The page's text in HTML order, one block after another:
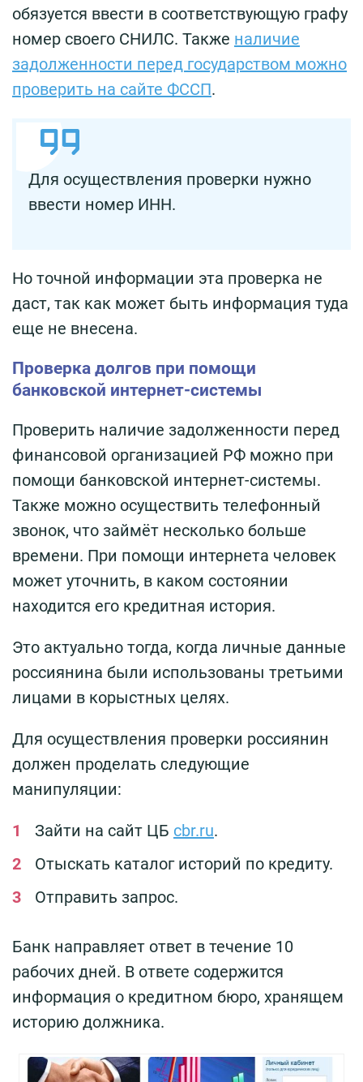
обязуется ввести в соответствующую графу
номер своего СНИЛС. Также наличие
задолженности перед государством можно
проверить на сайте ФССП.
Для осуществления проверки нужно
ввести номер ИНН.
Но точной информации эта проверка не
даст, так как может быть информация туда
еще не внесена.
Проверка долгов при помощи
банковской интернет-системы
Проверить наличие задолженности перед
финансовой организацией РФ можно при
помощи банковской интернет-системы.
Также можно осуществить телефонный
звонок, что займёт несколько больше
времени. При помощи интернета человек
может уточнить, в каком состоянии
находится его кредитная история.
Это актуально тогда, когда личные данные
россиянина были использованы третьими
лицами в корыстных целях.
Для осуществления проверки россиянин
должен проделать следующие
манипуляции:
Зайти на сайт ЦБ cbr.ru.
Отыскать каталог историй по кредиту.
Отправить запрос.
Банк направляет ответ в течение 10
рабочих дней. В ответе содержится
информация о кредитном бюро, хранящем
историю должника.